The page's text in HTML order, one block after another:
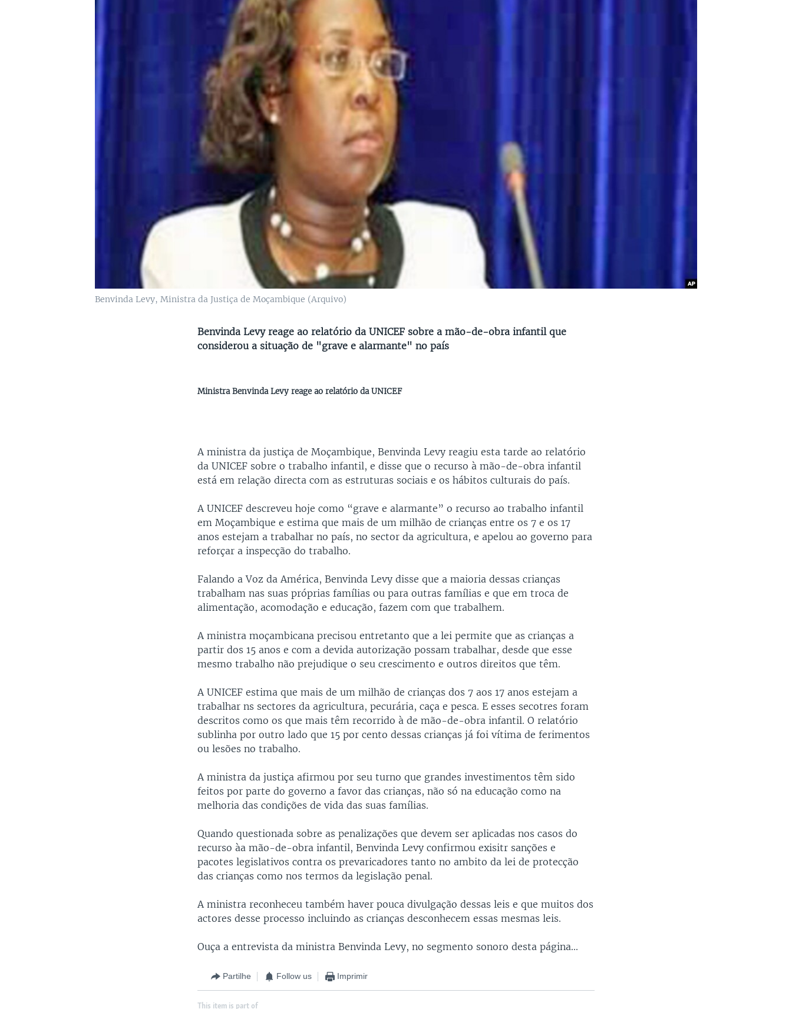
Benvinda Levy, Ministra da Justiça de Moçambique (Arquivo)
Benvinda Levy reage ao relatório da UNICEF sobre a mão-de-obra infantil que
considerou a situação de "grave e alarmante" no país
Ministra Benvinda Levy reage ao relatório da UNICEF
A ministra da justiça de Moçambique, Benvinda Levy reagiu esta tarde ao relatório
da UNICEF sobre o trabalho infantil, e disse que o recurso à mão-de-obra infantil
está em relação directa com as estruturas sociais e os hábitos culturais do país.
A UNICEF descreveu hoje como “grave e alarmante” o recurso ao trabalho infantil
em Moçambique e estima que mais de um milhão de crianças entre os 7 e os 17
anos estejam a trabalhar no país, no sector da agricultura, e apelou ao governo para
reforçar a inspecção do trabalho.
Falando a Voz da América, Benvinda Levy disse que a maioria dessas crianças
trabalham nas suas próprias famílias ou para outras famílias e que em troca de
alimentação, acomodação e educação, fazem com que trabalhem.
A ministra moçambicana precisou entretanto que a lei permite que as crianças a
partir dos 15 anos e com a devida autorização possam trabalhar, desde que esse
mesmo trabalho não prejudique o seu crescimento e outros direitos que têm.
A UNICEF estima que mais de um milhão de crianças dos 7 aos 17 anos estejam a
trabalhar ns sectores da agricultura, pecurária, caça e pesca. E esses secotres foram
descritos como os que mais têm recorrido à de mão-de-obra infantil. O relatório
sublinha por outro lado que 15 por cento dessas crianças já foi vítima de ferimentos
ou lesões no trabalho.
A ministra da justiça afirmou por seu turno que grandes investimentos têm sido
feitos por parte do governo a favor das crianças, não só na educação como na
melhoria das condições de vida das suas famílias.
Quando questionada sobre as penalizações que devem ser aplicadas nos casos do
recurso àa mão-de-obra infantil, Benvinda Levy confirmou exisitr sanções e
pacotes legislativos contra os prevaricadores tanto no ambito da lei de protecção
das crianças como nos termos da legislação penal.
A ministra reconheceu também haver pouca divulgação dessas leis e que muitos dos
actores desse processo incluindo as crianças desconhecem essas mesmas leis.
Ouça a entrevista da ministra Benvinda Levy, no segmento sonoro desta página...
Partilhe Follow us Imprimir
This item is part of